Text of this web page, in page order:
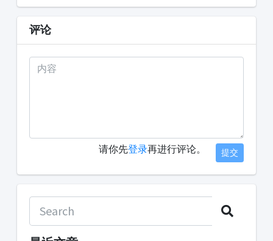
评论
请你先登录再进行评论。 提交